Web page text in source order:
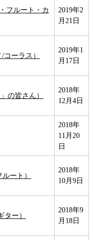
フルート・カ
2019年2
月21日
ーラス）
2019年1
月17日
の皆さん）
2018年
12月4日
2018年
11月20
日
ート）
2018年
10月9日
ー）
2018年9
月18日